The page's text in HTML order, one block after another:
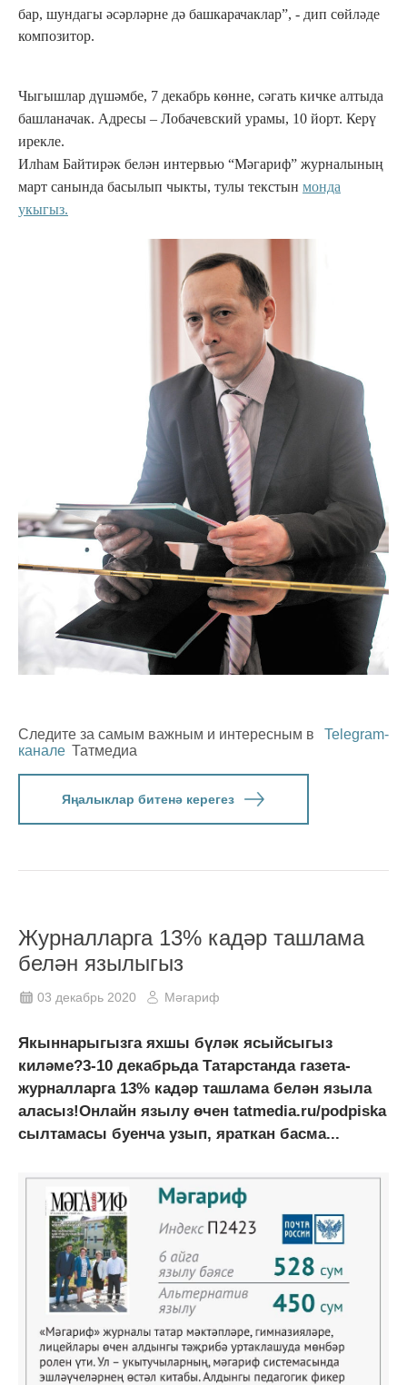
бар, шундагы әсәрләрне дә башкарачаклар”, - дип сөйләде
композитор.
Чыгышлар дүшәмбе, 7 декабрь көнне, сәгать кичке алтыда
башланачак. Адресы – Лобачевский урамы, 10 йорт. Керү
ирекле.
Илһам Байтирәк белән интервью “Мәгариф” журналының
март санында басылып чыкты, тулы текстын монда
укыгыз.
Следите за самым важным и интересным в
Telegram-
канале Татмедиа
Яңалыклар битенә керегез
Журналларга 13% кадәр ташлама
белән язылыгыз
03 декабрь 2020 Мәгариф
Якыннарыгызга яхшы бүләк ясыйсыгыз
киләме?3-10 декабрьда Татарстанда газета-
журналларга 13% кадәр ташлама белән языла
аласыз!Онлайн язылу өчен tatmedia.ru/podpiska
сылтамасы буенча узып, яраткан басма...